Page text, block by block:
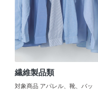
繊維製品類
対象商品 アパレル、靴、バッ